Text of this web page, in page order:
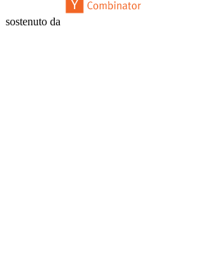
sostenuto da